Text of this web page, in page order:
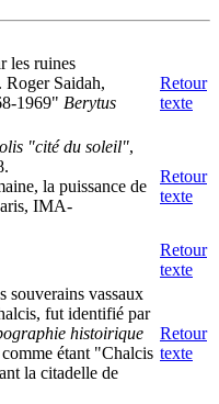
les ruines
Roger Saidah,
1969" Berytus
Retour
texte
"cité du soleil",
la puissance de
IMA-
Retour
texte
Retour
texte
souverains vassaux
fut identifié par
histoirique
comme étant "Chalcis
la citadelle de
Retour
texte